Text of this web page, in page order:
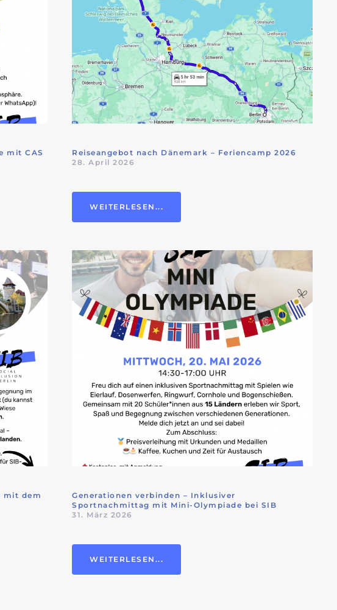
mit CAS
Reiseangebot nach Dänemark – Feriencamp 2026
28. April 2026
WEITERLESEN...
mit dem
Generationen verbinden – Inklusiver
Sportnachmittag mit Mini-Olympiade bei SIB
31. März 2026
WEITERLESEN...